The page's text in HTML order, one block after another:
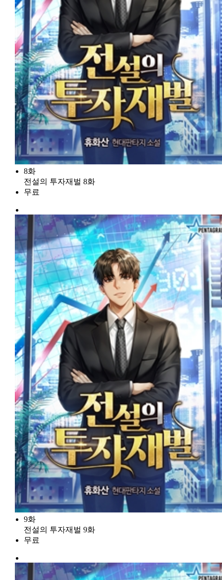
8화
전설의 투자재벌 8화
무료
9화
전설의 투자재벌 9화
무료